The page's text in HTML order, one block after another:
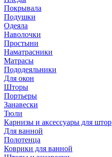
Покрывала
Подушки
Одеяла
Наволочки
Простыни
Наматрасники
Матрасы
Пододеяльники
Для окон
Шторы
Портьеры
Занавески
Тюли
Карнизы и аксессуары для штор
Для ванной
Полотенца
Коврики для ванной